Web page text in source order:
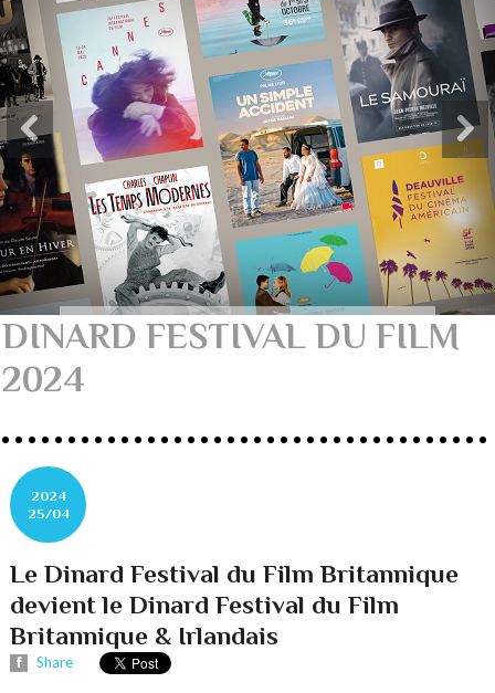
DINARD FESTIVAL DU FILM
2024
2024
25/04
Le Dinard Festival du Film Britannique
devient le Dinard Festival du Film
Britannique & Irlandais
Share